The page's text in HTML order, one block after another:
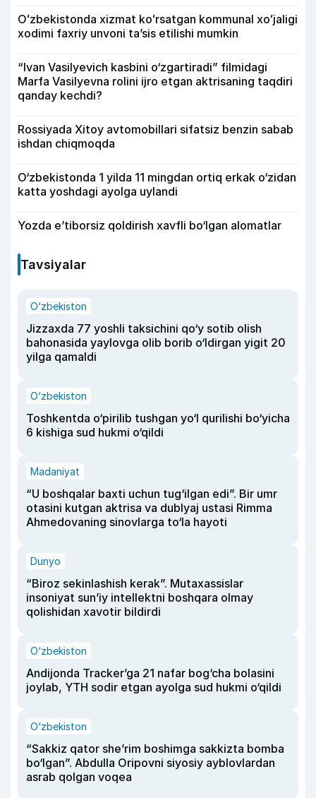
Oʻzbekistonda xizmat koʻrsatgan kommunal xoʻjaligi
xodimi faxriy unvoni taʼsis etilishi mumkin
“Ivan Vasilyevich kasbini o‘zgartiradi” filmidagi
Marfa Vasilyevna rolini ijro etgan aktrisaning taqdiri
qanday kechdi?
Rossiyada Xitoy avtomobillari sifatsiz benzin sabab
ishdan chiqmoqda
O‘zbekistonda 1 yilda 11 mingdan ortiq erkak o‘zidan
katta yoshdagi ayolga uylandi
Yozda e’tiborsiz qoldirish xavfli bo‘lgan alomatlar
Tavsiyalar
O‘zbekiston
Jizzaxda 77 yoshli taksichini qo‘y sotib olish
bahonasida yaylovga olib borib o‘ldirgan yigit 20
yilga qamaldi
O‘zbekiston
Toshkentda o‘pirilib tushgan yo‘l qurilishi bo‘yicha
6 kishiga sud hukmi o‘qildi
Madaniyat
“U boshqalar baxti uchun tug‘ilgan edi”. Bir umr
otasini kutgan aktrisa va dublyaj ustasi Rimma
Ahmedovaning sinovlarga to‘la hayoti
Dunyo
“Biroz sekinlashish kerak”. Mutaxassislar
insoniyat sun’iy intellektni boshqara olmay
qolishidan xavotir bildirdi
O‘zbekiston
Andijonda Tracker’ga 21 nafar bog‘cha bolasini
joylab, YTH sodir etgan ayolga sud hukmi o‘qildi
O‘zbekiston
“Sakkiz qator she’rim boshimga sakkizta bomba
bo‘lgan”. Abdulla Oripovni siyosiy ayblovlardan
asrab qolgan voqea